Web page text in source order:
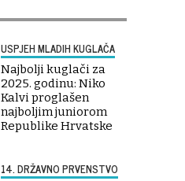
USPJEH MLADIH KUGLAČA
Najbolji kuglači za
2025. godinu: Niko
Kalvi proglašen
najboljim juniorom
Republike Hrvatske
14. DRŽAVNO PRVENSTVO